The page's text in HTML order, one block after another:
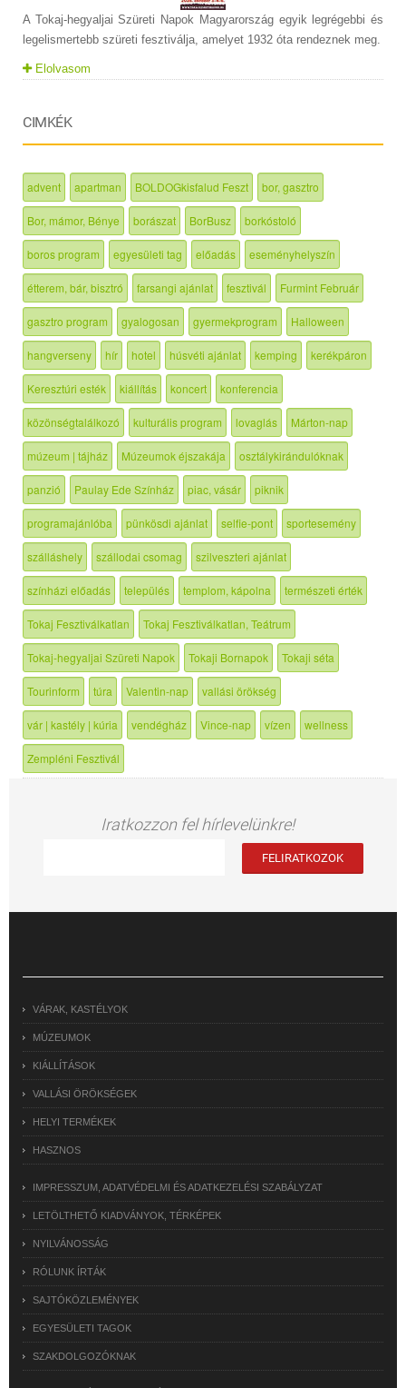
A Tokaj-hegyaljai Szüreti Napok Magyarország egyik legrégebbi és
legelismertebb szüreti fesztiválja, amelyet 1932 óta rendeznek meg.
Elolvasom
CIMKÉK
advent apartman BOLDOGkisfalud Feszt bor, gasztro
Bor, mámor, Bénye borászat BorBusz borkóstoló
boros program egyesületi tag előadás eseményhelyszín
étterem, bár, bisztró farsangi ajánlat fesztivál Furmint Február
gasztro program gyalogosan gyermekprogram Halloween
hangverseny hír hotel húsvéti ajánlat kemping kerékpáron
Keresztúri esték kiállítás koncert konferencia
közönségtalálkozó kulturális program lovaglás Márton-nap
múzeum | tájház Múzeumok éjszakája osztálykirándulóknak
panzió Paulay Ede Színház piac, vásár piknik
programajánlóba pünkösdi ajánlat selfie-pont sportesemény
szálláshely szállodai csomag szilveszteri ajánlat
színházi előadás település templom, kápolna természeti érték
Tokaj Fesztiválkatlan Tokaj Fesztiválkatlan, Teátrum
Tokaj-hegyaljai Szüreti Napok Tokaji Bornapok Tokaji séta
Tourinform túra Valentin-nap vallási örökség
vár | kastély | kúria vendégház Vince-nap vízen wellness
Zempléni Fesztivál
Iratkozzon fel hírlevelünkre!
VÁRAK, KASTÉLYOK
MÚZEUMOK
KIÁLLÍTÁSOK
VALLÁSI ÖRÖKSÉGEK
HELYI TERMÉKEK
HASZNOS
IMPRESSZUM, ADATVÉDELMI ÉS ADATKEZELÉSI SZABÁLYZAT
LETÖLTHETŐ KIADVÁNYOK, TÉRKÉPEK
NYILVÁNOSSÁG
RÓLUNK ÍRTÁK
SAJTÓKÖZLEMÉNYEK
EGYESÜLETI TAGOK
SZAKDOLGOZÓKNAK